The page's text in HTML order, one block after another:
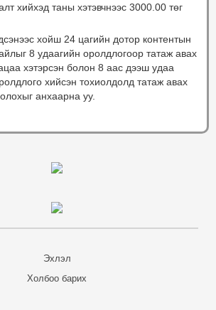
хийхэд таны хэтэвчнээс 3000.00 төг
хойш 24 цагийн дотор контентын
8 удаагийн оролдлогоор татаж авах
хэтэрсэн болон 8 аас дээш удаа
хийсэн тохиолдолд татаж авах
анхаарна уу.
Эхлэл
Холбоо барих